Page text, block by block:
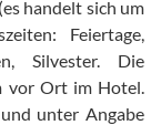
handelt sich um
Feiertage,
Silvester. Die
vor Ort im Hotel
unter Angabe